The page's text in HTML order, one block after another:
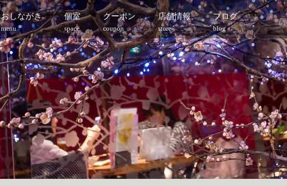
おしながき
menu
個室
space
クーポン
coupon
店舗情報
store
ブログ
blog